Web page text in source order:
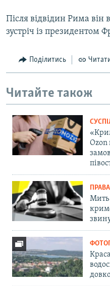
Після відвідин Рима
зустріч із президентом
Поділитись
Читайте також
Мить